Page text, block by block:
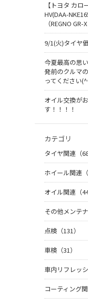
【トヨタ カ
HV(DAA-
（REGNO GR-
9/1(火)タイヤ
今夏最高の思
発前のクルマ
ってください
オイル交換が
す！！！！
カテゴリ
タイヤ関連（
ホイール関連（
オイル関連（44
その他メンテ
点検（131）
車検（31）
車内リフレッ
コーティング関